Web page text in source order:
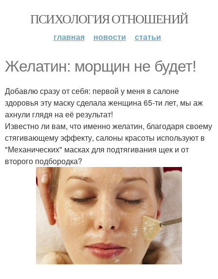
ПСИХОЛОГИЯ ОТНОШЕНИЙ
главная новости статьи
Желатин: морщин не будет!
Добавлю сразу от себя: первой у меня в салоне
здоровья эту маску сделала женщина 65-ти лет, мы аж
ахнули глядя на её результат!
Известно ли вам, что именно желатин, благодаря своему
стягивающему эффекту, салоны красоты используют в
"Механических" масках для подтягивания щек и от
второго подбородка?